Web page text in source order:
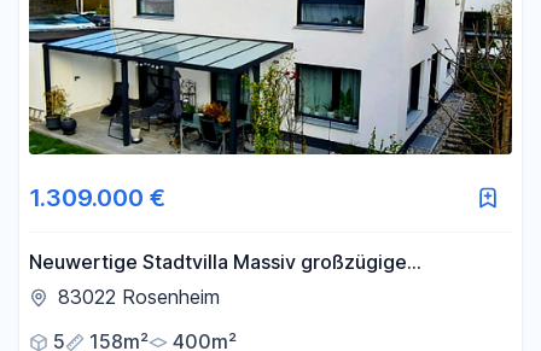
1.309.000 €
Neuwertige Stadtvilla Massiv großzügige
Raumaufteilung Naturbaustoffe
83022 Rosenheim
5
158m² 400m²